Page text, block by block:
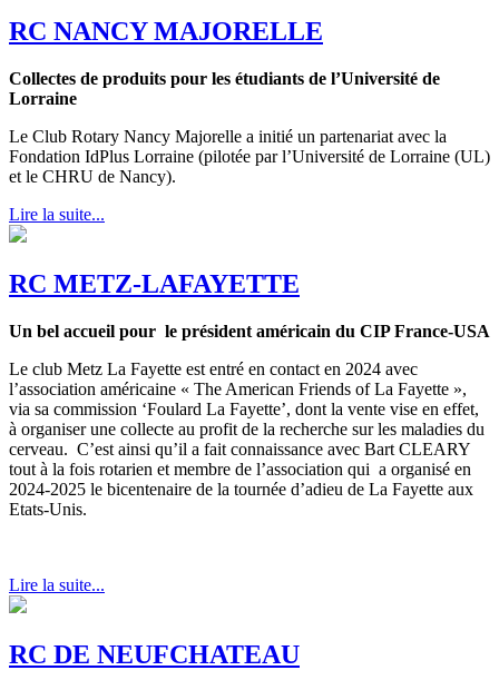
RC NANCY MAJORELLE
Collectes de produits pour les étudiants de l’Université de
Lorraine
Le Club Rotary Nancy Majorelle a initié un partenariat avec la
Fondation IdPlus Lorraine (pilotée par l’Université de Lorraine (UL)
et le CHRU de Nancy).
Lire la suite...
RC METZ-LAFAYETTE
Un bel accueil pour le président américain du CIP France-USA
Le club Metz La Fayette est entré en contact en 2024 avec
l’association américaine « The American Friends of La Fayette »,
via sa commission ‘Foulard La Fayette’, dont la vente vise en effet,
à organiser une collecte au profit de la recherche sur les maladies du
cerveau. C’est ainsi qu’il a fait connaissance avec Bart CLEARY
tout à la fois rotarien et membre de l’association qui a organisé en
2024-2025 le bicentenaire de la tournée d’adieu de La Fayette aux
Etats-Unis.
Lire la suite...
RC DE NEUFCHATEAU